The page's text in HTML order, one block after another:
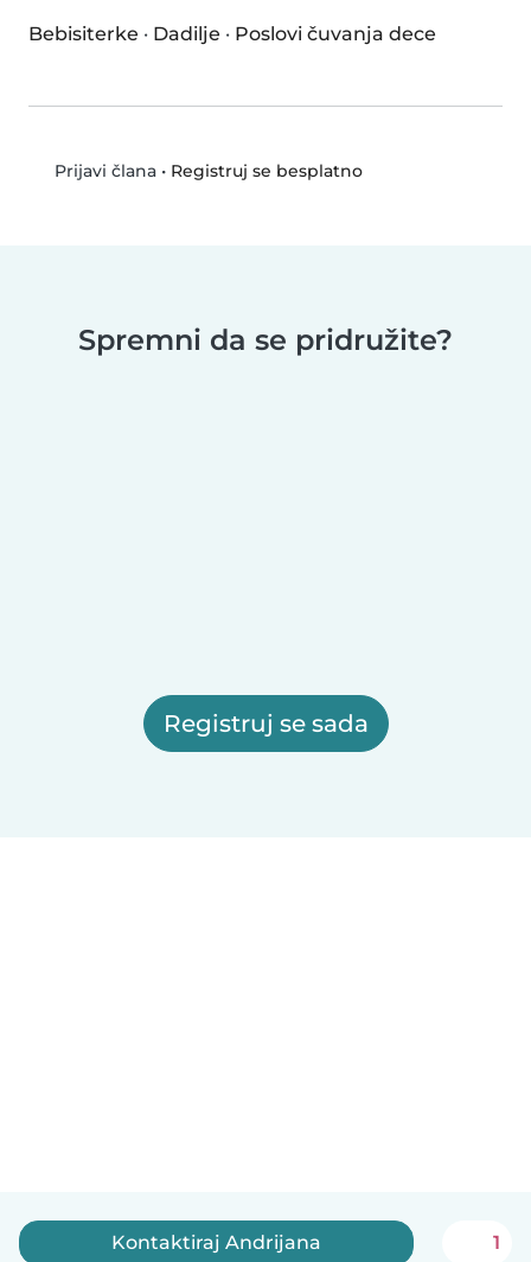
Bebisiterke · Dadilje · Poslovi čuvanja dece
Prijavi člana• Registruj se besplatno
Spremni da se pridružite?
Registruj se sada
Kontaktiraj Andrijana 1